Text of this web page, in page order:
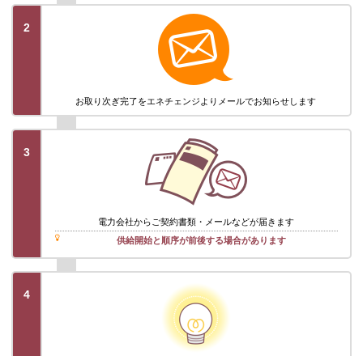
2
お取り次ぎ完了をエネチェンジより メールでお知らせします
3
電力会社から ご契約書類・メールなどが届きます
供給開始と順序が前後する場合があります
4